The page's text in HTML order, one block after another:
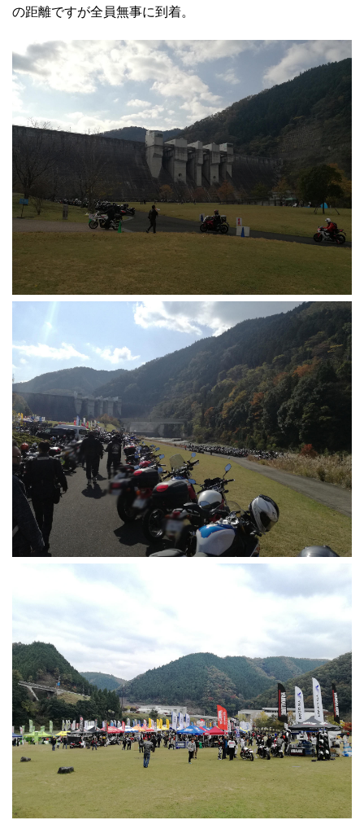
の距離ですが全員無事に到着。